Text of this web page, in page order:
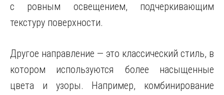
с ровным освещением, подчеркивающим
текстуру поверхности.
Другое направление — это классический стиль, в
котором используются более насыщенные
цвета и узоры. Например, комбинирование